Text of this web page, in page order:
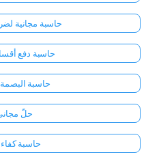
حاسبة مجانية
حاسبة دفع
حاسبة البصمة
حلّ
حاسبة